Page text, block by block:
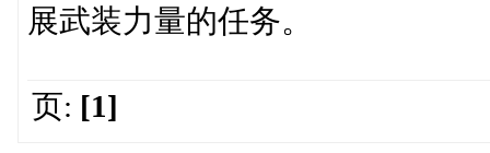
展武装力量的任务。
页: [1]